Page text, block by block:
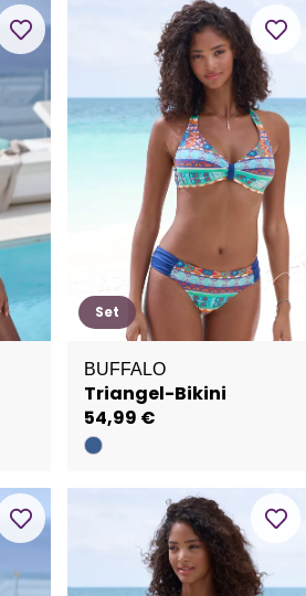
Set
BUFFALO
Triangel-Bikini
54,99 €